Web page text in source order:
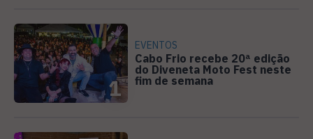
1
EVENTOS
Cabo Frio recebe 20ª edição
do Diveneta Moto Fest neste
fim de semana